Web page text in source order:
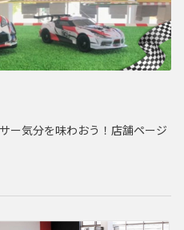
ー気分を味わおう！店舗ページ